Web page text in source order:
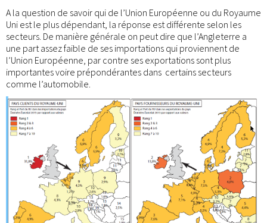
A la question de savoir qui de l’Union Européenne ou du Royaume
Uni est le plus dépendant, la réponse est différente selon les
secteurs. De manière générale on peut dire que l’Angleterre a
une part assez faible de ses importations qui proviennent de
l’Union Européenne, par contre ses exportations sont plus
importantes voire prépondérantes dans certains secteurs
comme l’automobile.